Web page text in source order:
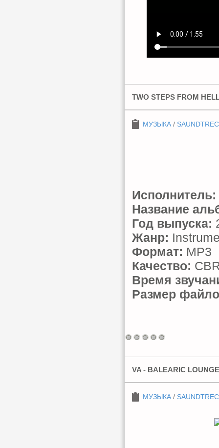
TWO STEPS FROM
МУЗЫКА /
Исполнитель:
Название
Год выпуска:
Жанр:
Формат: MP3
Качество:
Время
Размер
VA - BALEARIC
МУЗЫКА /